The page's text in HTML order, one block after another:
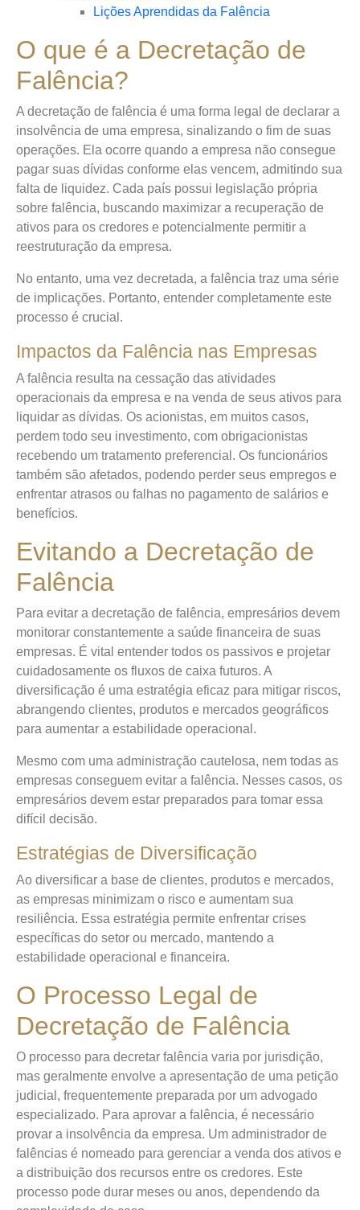
Lições Aprendidas da Falência
O que é a Decretação de
Falência?
A decretação de falência é uma forma legal de declarar a
insolvência de uma empresa, sinalizando o fim de suas
operações. Ela ocorre quando a empresa não consegue
pagar suas dívidas conforme elas vencem, admitindo sua
falta de liquidez. Cada país possui legislação própria
sobre falência, buscando maximizar a recuperação de
ativos para os credores e potencialmente permitir a
reestruturação da empresa.
No entanto, uma vez decretada, a falência traz uma série
de implicações. Portanto, entender completamente este
processo é crucial.
Impactos da Falência nas Empresas
A falência resulta na cessação das atividades
operacionais da empresa e na venda de seus ativos para
liquidar as dívidas. Os acionistas, em muitos casos,
perdem todo seu investimento, com obrigacionistas
recebendo um tratamento preferencial. Os funcionários
também são afetados, podendo perder seus empregos e
enfrentar atrasos ou falhas no pagamento de salários e
benefícios.
Evitando a Decretação de
Falência
Para evitar a decretação de falência, empresários devem
monitorar constantemente a saúde financeira de suas
empresas. É vital entender todos os passivos e projetar
cuidadosamente os fluxos de caixa futuros. A
diversificação é uma estratégia eficaz para mitigar riscos,
abrangendo clientes, produtos e mercados geográficos
para aumentar a estabilidade operacional.
Mesmo com uma administração cautelosa, nem todas as
empresas conseguem evitar a falência. Nesses casos, os
empresários devem estar preparados para tomar essa
difícil decisão.
Estratégias de Diversificação
Ao diversificar a base de clientes, produtos e mercados,
as empresas minimizam o risco e aumentam sua
resiliência. Essa estratégia permite enfrentar crises
específicas do setor ou mercado, mantendo a
estabilidade operacional e financeira.
O Processo Legal de
Decretação de Falência
O processo para decretar falência varia por jurisdição,
mas geralmente envolve a apresentação de uma petição
judicial, frequentemente preparada por um advogado
especializado. Para aprovar a falência, é necessário
provar a insolvência da empresa. Um administrador de
falências é nomeado para gerenciar a venda dos ativos e
a distribuição dos recursos entre os credores. Este
processo pode durar meses ou anos, dependendo da